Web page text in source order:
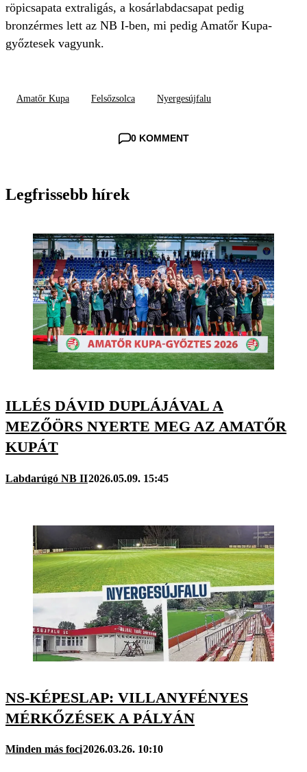
röpicsapata extraligás, a kosárlabdacsapat pedig
bronzérmes lett az NB I-ben, mi pedig Amatőr Kupa-
győztesek vagyunk.
Amatőr Kupa Felsőzsolca Nyergesújfalu
0 KOMMENT
Legfrissebb hírek
ILLÉS DÁVID DUPLÁJÁVAL A
MEZŐÖRS NYERTE MEG AZ AMATŐR
KUPÁT
Labdarúgó NB II2026.05.09. 15:45
NS-KÉPESLAP: VILLANYFÉNYES
MÉRKŐZÉSEK A PÁLYÁN
Minden más foci2026.03.26. 10:10